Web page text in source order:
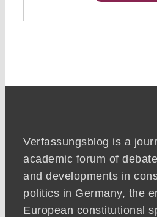
Verfassungsblog is a
academic forum of
and developments in
politics in Germany, the
European constitutional